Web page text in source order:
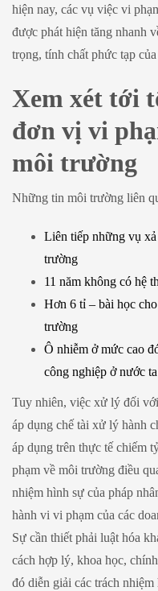
hiện nay, các vụ việc vi
được phát hiện tăng nhanh
trọng, tính chất phức tạp
Xem xét tới
đơn vị vi
môi trường
Những tin môi trường liên
Liên tiếp những vụ
trường
11 năm không có hệ
Hơn 6 tỉ – bài học
trường
Ô nhiễm ở mức cao
công nghiệp ở nước ta
Tuy nhiên, việc xử lý đối
áp dụng chế tài xử lý hành
áp dụng trên thực tế chiếm
phạm về môi trường điều
nhiệm hình sự của pháp
hành vi vi phạm của các
Sự cần thiết phải luật hóa
cách hợp lý, khoa học,
đó diễn giải các trách